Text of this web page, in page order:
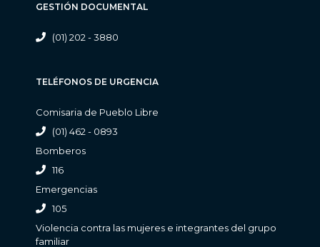
GESTIÓN DOCUMENTAL
(01) 202 - 3880
TELÉFONOS DE URGENCIA
Comisaria de Pueblo Libre
(01) 462 - 0893
Bomberos
116
Emergencias
105
Violencia contra las mujeres e integrantes del grupo
familiar